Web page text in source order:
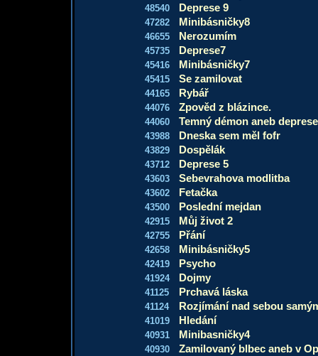
48540 Deprese 9
47282 Minibásničky8
46655 Nerozumím
45735 Deprese7
45416 Minibásničky7
45415 Se zamilovat
44165 Rybář
44076 Zpověd z blázince.
44060 Temný démon aneb
43988 Dneska sem měl fofr
43829 Dospělák
43712 Deprese 5
43603 Sebevrahova modlitba
43602 Fetačka
43500 Poslední mejdan
42915 Můj život 2
42755 Přání
42658 Minibásničky5
42419 Psycho
41924 Dojmy
41125 Prchavá láska
41124 Rozjímání nad sebou
41019 Hledání
40931 Minibasničky4
40930 Zamilovaný blbec aneb v